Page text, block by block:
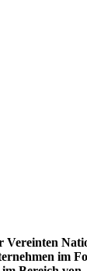
Vereinten
im